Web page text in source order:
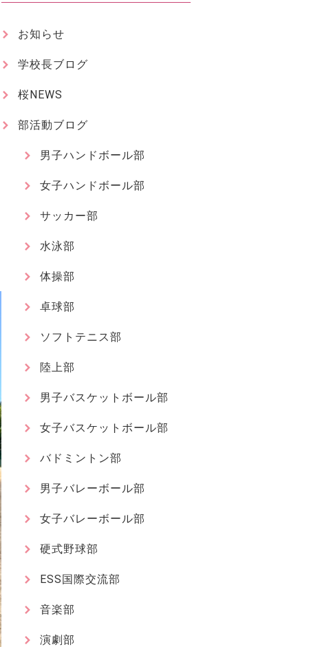
お知らせ
学校長ブログ
桜NEWS
部活動ブログ
男子ハンドボール部
女子ハンドボール部
サッカー部
水泳部
体操部
卓球部
ソフトテニス部
陸上部
男子バスケットボール部
女子バスケットボール部
バドミントン部
男子バレーボール部
女子バレーボール部
硬式野球部
ESS国際交流部
音楽部
演劇部